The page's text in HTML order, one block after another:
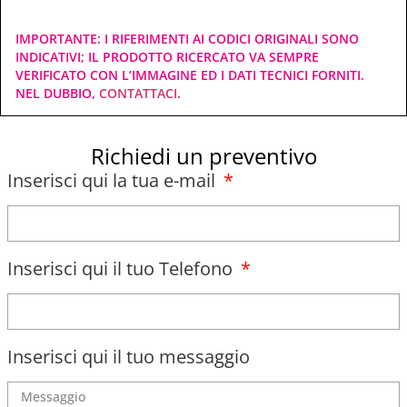
IMPORTANTE: I RIFERIMENTI AI CODICI ORIGINALI SONO
INDICATIVI; IL PRODOTTO RICERCATO VA SEMPRE
VERIFICATO CON L’IMMAGINE ED I DATI TECNICI FORNITI.
NEL DUBBIO, CONTATTACI.
Richiedi un preventivo
Inserisci qui la tua e-mail
Inserisci qui il tuo Telefono
Inserisci qui il tuo messaggio